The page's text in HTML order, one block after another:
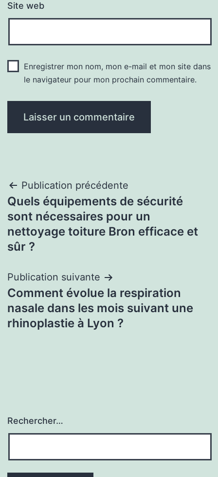
Site web
Enregistrer mon nom, mon e-mail et mon site dans
le navigateur pour mon prochain commentaire.
Navigation
de
l’article
Publication précédente
Quels équipements de sécurité
sont nécessaires pour un
nettoyage toiture Bron efficace et
sûr ?
Publication suivante
Comment évolue la respiration
nasale dans les mois suivant une
rhinoplastie à Lyon ?
Rechercher…